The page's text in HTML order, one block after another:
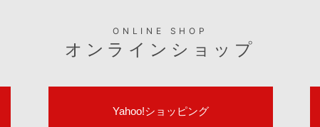
ONLINE SHOP
オンラインショップ
Yahoo!ショッピング